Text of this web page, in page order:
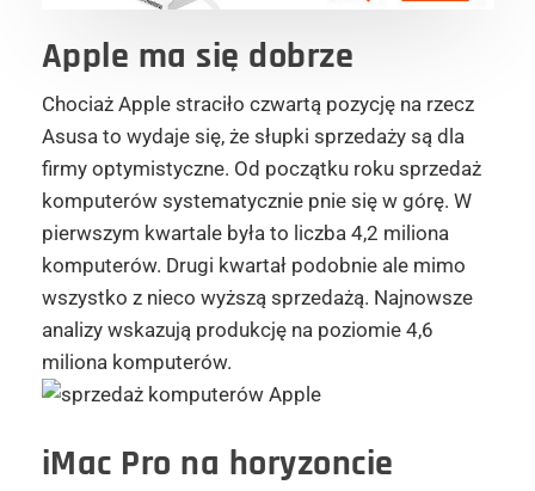
Apple ma się dobrze
Chociaż Apple straciło czwartą pozycję na rzecz
Asusa to wydaje się, że słupki sprzedaży są dla
firmy optymistyczne. Od początku roku sprzedaż
komputerów systematycznie pnie się w górę. W
pierwszym kwartale była to liczba 4,2 miliona
komputerów. Drugi kwartał podobnie ale mimo
wszystko z nieco wyższą sprzedażą. Najnowsze
analizy wskazują produkcję na poziomie 4,6
miliona komputerów.
iMac Pro na horyzoncie